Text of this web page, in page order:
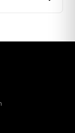
aber die Daten
das aktuelle
und
Wohnung mit
am oberen.
Den genauen